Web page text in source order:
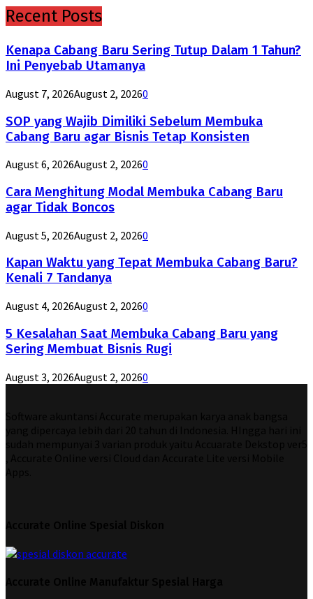
Recent Posts
Kenapa Cabang Baru Sering Tutup Dalam 1 Tahun?
Ini Penyebab Utamanya
August 7, 2026August 2, 20260
SOP yang Wajib Dimiliki Sebelum Membuka
Cabang Baru agar Bisnis Tetap Konsisten
August 6, 2026August 2, 20260
Cara Menghitung Modal Membuka Cabang Baru
agar Tidak Boncos
August 5, 2026August 2, 20260
Kapan Waktu yang Tepat Membuka Cabang Baru?
Kenali 7 Tandanya
August 4, 2026August 2, 20260
5 Kesalahan Saat Membuka Cabang Baru yang
Sering Membuat Bisnis Rugi
August 3, 2026August 2, 20260